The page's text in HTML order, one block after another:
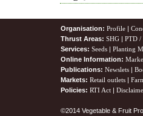
Organisation: Profile |
Thrust Areas: SHG | PTD /
Services: Seeds | Planting
Online Information:
Publications: Newslets |
Markets: Retail outlets |
Policies: RTI Act |
©2014 Vegetable & Fruit